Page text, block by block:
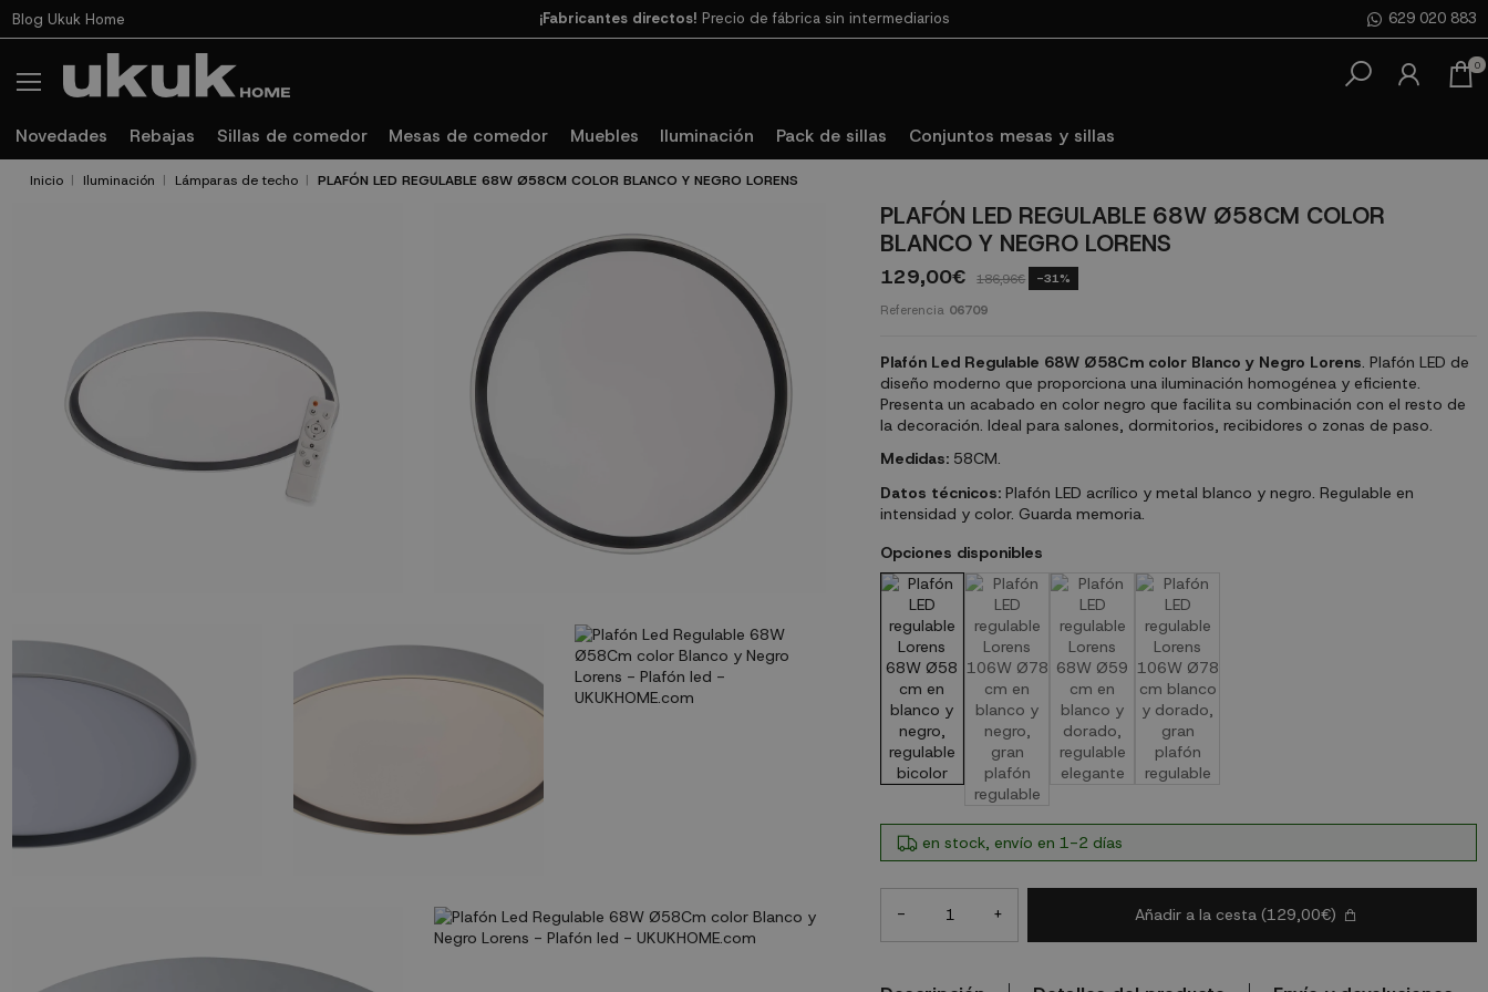
Blog Ukuk Home Paga en 3cuotas SIN INTERESES con SeQura 629 020 883
0
Novedades Rebajas Sillas de comedor Mesas de comedor Muebles Iluminación Pack de sillas Conjuntos mesas y sillas
Inicio Iluminación Lámparas de techo PLAFÓN LED REGULABLE 68W Ø58CM COLOR BLANCO Y NEGRO LORENS
PLAFÓN LED REGULABLE 68W Ø58CM COLOR
BLANCO Y NEGRO LORENS
129,00€ 186,96€ -31%
Referencia 06709
Plafón Led Regulable 68W Ø58Cm color Blanco y Negro Lorens. Plafón LED de
diseño moderno que proporciona una iluminación homogénea y eficiente.
Presenta un acabado en color negro que facilita su combinación con el resto de
la decoración. Ideal para salones, dormitorios, recibidores o zonas de paso.
Medidas:58CM.
Datos técnicos:Plafón LED acrílico y metal blanco y negro. Regulable en
intensidad y color. Guarda memoria.
Opciones disponibles
en stock, envío en 1-2 días
- + Añadir a la cesta(129,00€)